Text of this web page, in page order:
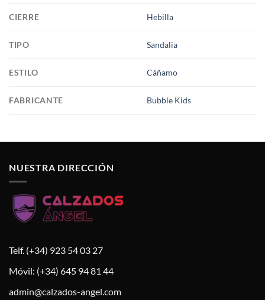
CIERRE Hebilla
TIPO Sandalia
ESTILO Cáñamo
FABRICANTE Bubble Kids
NUESTRA DIRECCIÓN
Telf. (+34) 923 54 03 27
Móvil: (+34) 645 94 81 44
admin@calzados-angel.com